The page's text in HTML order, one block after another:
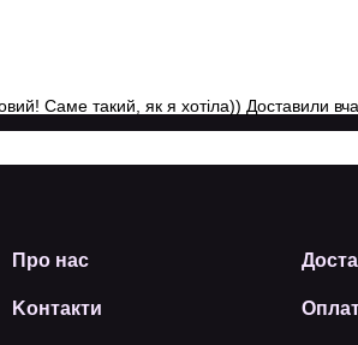
Саме такий, як я хотіла)) Доставили
Про нас
Kонтакти